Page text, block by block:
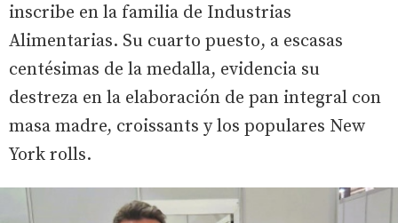
inscribe en la familia de Industrias
Alimentarias. Su cuarto puesto, a escasas
centésimas de la medalla, evidencia su
destreza en la elaboración de pan integral con
masa madre, croissants y los populares New
York rolls.